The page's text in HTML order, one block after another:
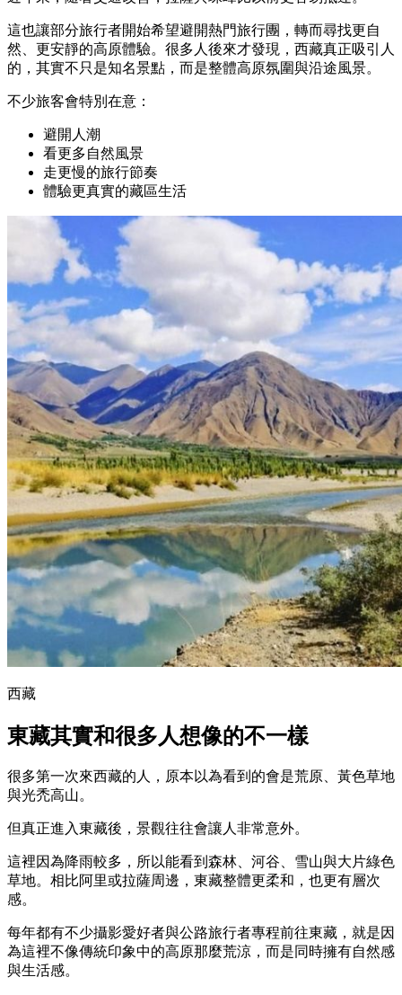
這也讓部分旅行者開始希望避開熱門旅行團，轉而尋找更自
然、更安靜的高原體驗。很多人後來才發現，西藏真正吸引人
的，其實不只是知名景點，而是整體高原氛圍與沿途風景。
不少旅客會特別在意：
避開人潮
看更多自然風景
走更慢的旅行節奏
體驗更真實的藏區生活
西藏
東藏其實和很多人想像的不一樣
很多第一次來西藏的人，原本以為看到的會是荒原、黃色草地
與光禿高山。
但真正進入東藏後，景觀往往會讓人非常意外。
這裡因為降雨較多，所以能看到森林、河谷、雪山與大片綠色
草地。相比阿里或拉薩周邊，東藏整體更柔和，也更有層次
感。
每年都有不少攝影愛好者與公路旅行者專程前往東藏，就是因
為這裡不像傳統印象中的高原那麼荒涼，而是同時擁有自然感
與生活感。